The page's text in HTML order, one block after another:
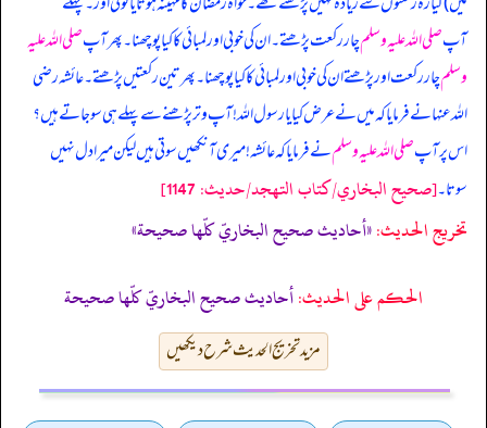
آپصلی اللہ علیہ وسلمچار رکعت پڑھتے۔ ان کی خوبی اور لمبائی کا کیا پوچھنا۔ پھر آپصلی اللہ علیہ
وسلمچار رکعت اور پڑھتے ان کی خوبی اور لمبائی کا کیا پوچھنا۔ پھر تین رکعتیں پڑھتے۔ عائشہ رضی
اللہ عنہا نے فرمایا کہ میں نے عرض کیا یا رسول اللہ! آپ وتر پڑھنے سے پہلے ہی سو جاتے ہیں؟
اس پر آپصلی اللہ علیہ وسلمنے فرمایا کہ عائشہ! میری آنکھیں سوتی ہیں لیکن میرا دل نہیں
سوتا۔[صحيح البخاري/كتاب التهجد/حدیث: 1147]
تخریج الحدیث:«أحاديث صحيح البخاريّ كلّها صحيحة»
الحكم على الحديث:أحاديث صحيح البخاريّ كلّها صحيحة
مزید تخریج الحدیث شرح دیکھیں